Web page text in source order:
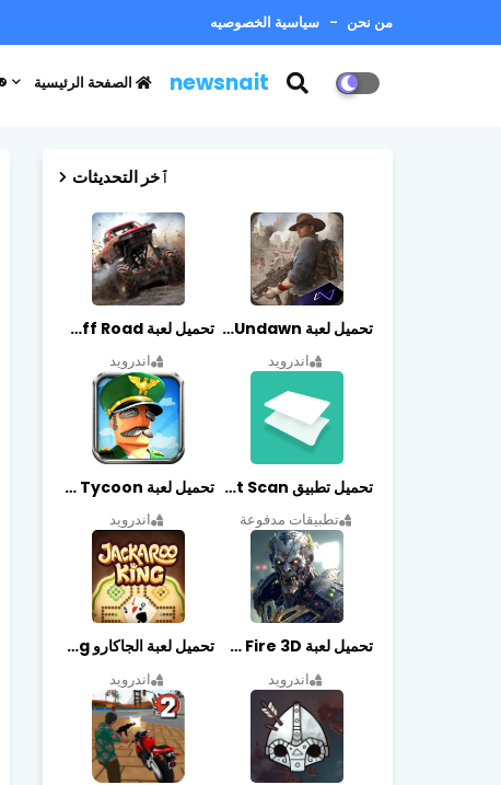
من نحن سياسية الخصوصيه
newsnait الصفحة الرئيسية
ٱخر التحديثات
تحميل لعبة Undawn مهكرة للأندرويد أخر إصدار | تحميل مباشر + موارد غير محدودة
اندرويد
تحميل لعبة Trucks Off Road مهكرة اخر اصدار
اندرويد
تحميل تطبيق vFlat Scan مهكر آخر إصدار
تطبيقات مدفوعة
تحميل لعبة Idle Military SCH Tycoon مهكرة آخر إصدار
اندرويد
تحميل لعبة Zombie Fire 3D مهكرة آخر إصدار
اندرويد
تحميل لعبة الجاكارو jackaroo king آخر إصدار
اندرويد